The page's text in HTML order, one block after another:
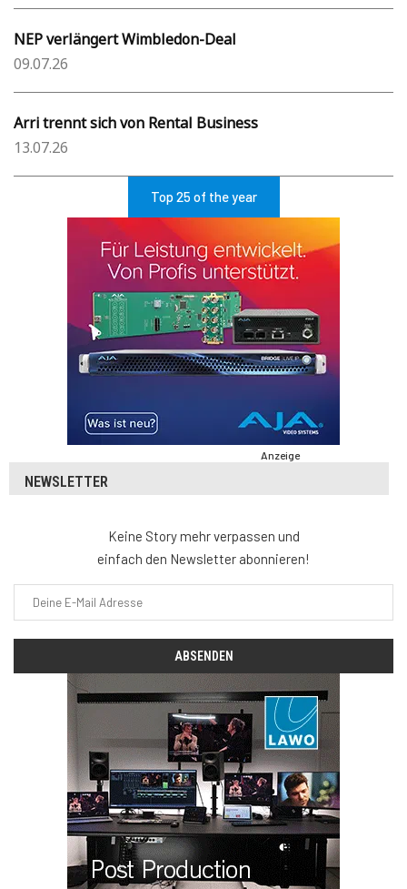
NEP verlängert Wimbledon-Deal
09.07.26
Arri trennt sich von Rental Business
13.07.26
Top 25 of the year
Anzeige
NEWSLETTER
Keine Story mehr verpassen und
einfach den Newsletter abonnieren!